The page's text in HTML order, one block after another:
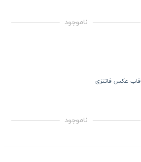
ناموجود
قاب عکس فانتزی
ناموجود